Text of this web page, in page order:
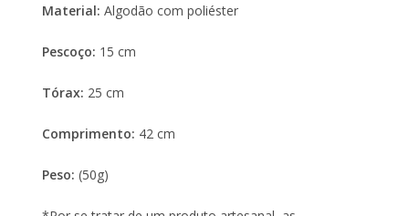
Material: Algodão com poliéster
Pescoço: 15 cm
Tórax: 25 cm
Comprimento: 42 cm
Peso: (50g)